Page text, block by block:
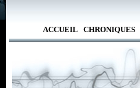
ACCUEIL CHRONIQUES